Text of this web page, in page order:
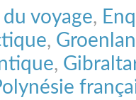
voyage,
,
,